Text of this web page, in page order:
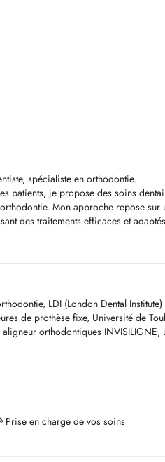
spécialiste en orthodontie.
patients, je propose des soins
Mon approche repose sur
des traitements efficaces et
invisibles, appareils fixes pour
la croissance des mâchoires
: ATM, bruxisme
sommeil : ronflement, apnée
: blanchiment, facettes, couronnes
et endodontie
complexes, pathologies buccales
détaillé, incluant des examens
photographies intra et extra-orales.
LDI (London Dental
de prothèse fixe, Université de
orthodontiques INVISILIGNE,
Prise en charge de vos soins